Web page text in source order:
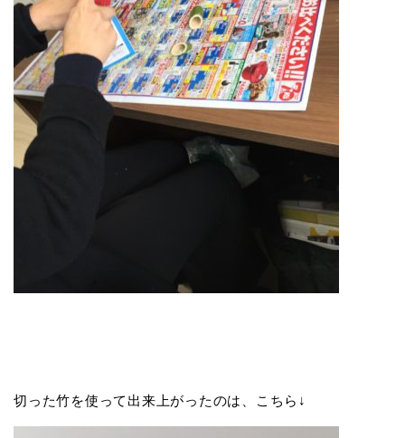
切った竹を使って出来上がったのは、こちら↓